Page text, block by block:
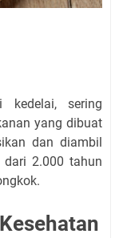
kedelai, sering
yang dibuat
dan diambil
2.000 tahun